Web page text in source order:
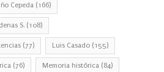
Cepeda (166)
S. (108)
(77) Luis Casado (155)
(76) Memoria histórica (84)